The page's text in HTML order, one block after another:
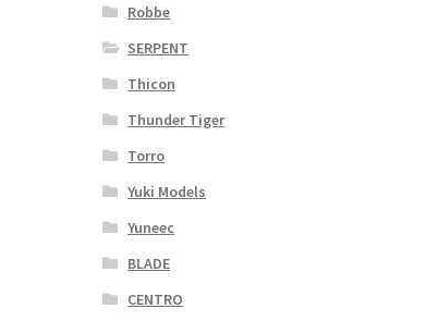
Robbe
SERPENT
Thicon
Thunder Tiger
Torro
Yuki Models
Yuneec
BLADE
CENTRO